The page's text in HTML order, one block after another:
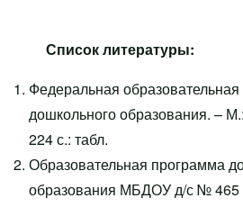
Список литературы:
Федеральная
дошкольного образования. –
224 с.: табл.
Образовательная программа
образования МБДОУ д/с № 465